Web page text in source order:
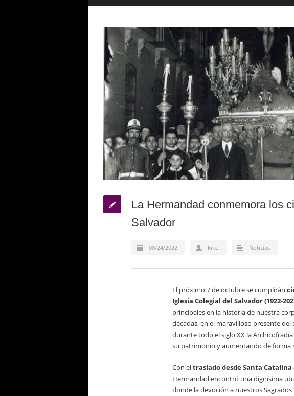
La Hermandad conmemora los
Salvador
08/24/2022 kiko Noticias
El próximo 7 de octubre se cumplirán
Iglesia Colegial del Salvador (1922-
principales en la historia de nuestra
décadas, en el maravilloso presente
durante todo el siglo XX la
su patrimonio y aumentando de
Con eltraslado desde Santa
Hermandad encontró una dignísima
donde la devoción a nuestros